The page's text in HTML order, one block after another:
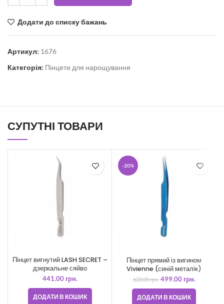
Додати до списку бажань
Артикул: 1676
Категорія: Пінцети для нарощування
СУПУТНІ ТОВАРИ
Пінцет вигнутий LASH SECRET –
дзеркальне сяйво
441.00 грн.
ДОДАТИ В КОШИК
-20%
Пінцет прямий із вигином
Vivienne (синій металік)
623.00грн. 499.00 грн.
ДОДАТИ В КОШИК